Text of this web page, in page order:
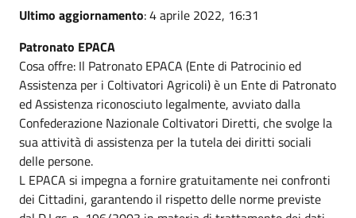
Ultimo aggiornamento: 4 aprile 2022, 16:31
Patronato EPACA
Cosa offre: Il Patronato EPACA (Ente di Patrocinio ed
Assistenza per i Coltivatori Agricoli) è un Ente di Patronato
ed Assistenza riconosciuto legalmente, avviato dalla
Confederazione Nazionale Coltivatori Diretti, che svolge la
sua attività di assistenza per la tutela dei diritti sociali
delle persone.
L EPACA si impegna a fornire gratuitamente nei confronti
dei Cittadini, garantendo il rispetto delle norme previste